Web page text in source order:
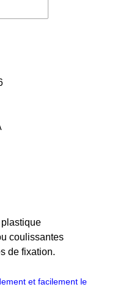
coulissantes
de fixation.
et facilement le